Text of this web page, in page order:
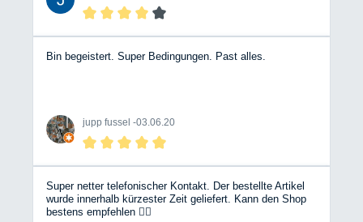
Bin begeistert. Super Bedingungen. Past alles.
jupp fussel -03.06.20
Super netter telefonischer Kontakt. Der bestellte Artikel
wurde innerhalb kürzester Zeit geliefert. Kann den Shop
bestens empfehlen 👍🏼